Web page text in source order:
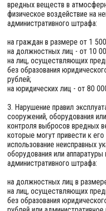
вредных веществ в
физическое воздействие на
административного штрафа:
на граждан в размере от 1
на должностных лиц - от 10
на лиц, осуществляющих
без образования
рублей;
на юридических лиц - от 80
3. Нарушение правил
сооружений, оборудования
контроля выбросов вредных
которые могут привести к
использование неисправных
оборудования или
административного штрафа:
на должностных лиц в
на лиц, осуществляющих
без образования